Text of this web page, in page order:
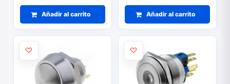
Añadir al carrito Añadir al carrito